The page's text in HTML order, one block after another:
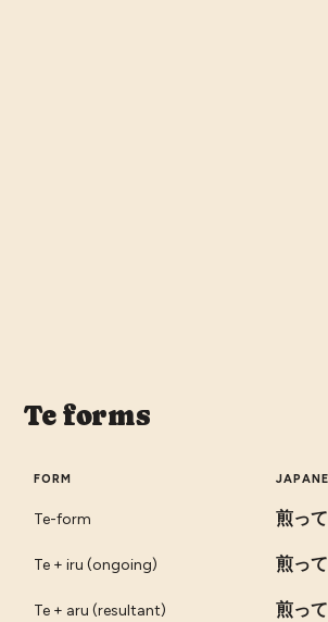
Te forms
FORM
Te-form 煎って
Te + iru (ongoing) 煎っ
Te + aru (resultant) 煎っ